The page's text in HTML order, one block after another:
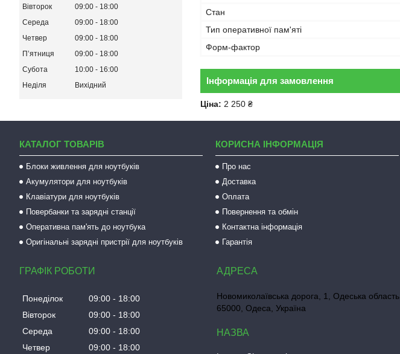
Стан
Тип оперативної пам'яті
Форм-фактор
Інформація для замовлення
Ціна: 2 250 ₴
Вівторок
09:00
18:00
Середа
09:00
18:00
Четвер
09:00
18:00
Пʼятниця
09:00
18:00
Субота
10:00
16:00
Неділя
Вихідний
КАТАЛОГ ТОВАРІВ
Блоки живлення для ноутбуків
Акумулятори для ноутбуків
Клавіатури для ноутбуків
Повербанки та зарядні станції
Оперативна пам'ять до ноутбука
Оригінальні зарядні пристрії для ноутбуків
КОРИСНА ІНФОРМАЦІЯ
Про нас
Доставка
Оплата
Повернення та обмін
Контактна інформація
Гарантія
ГРАФІК РОБОТИ
Понеділок 09:00
18:00
Вівторок
09:00
18:00
Середа
09:00
18:00
Четвер
09:00 18:00
Новомиколаївська дорога, 1, Одеська область,
65000, Одеса, Україна